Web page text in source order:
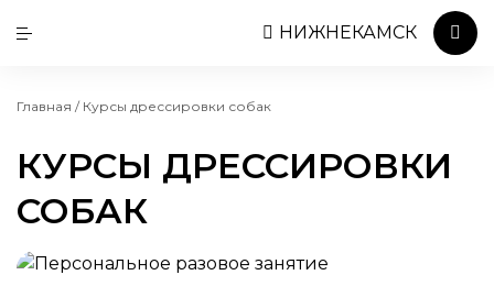
НИЖНЕКАМСК
Главная / Курсы дрессировки собак
КУРСЫ ДРЕССИРОВКИ
СОБАК